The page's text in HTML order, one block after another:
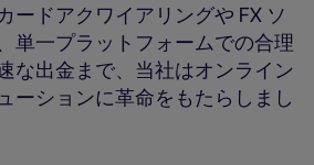
ードアクワイアリングや FX ソ
単一プラットフォームでの合理
な出金まで、当社はオンライン
ーションに革命をもたらしまし